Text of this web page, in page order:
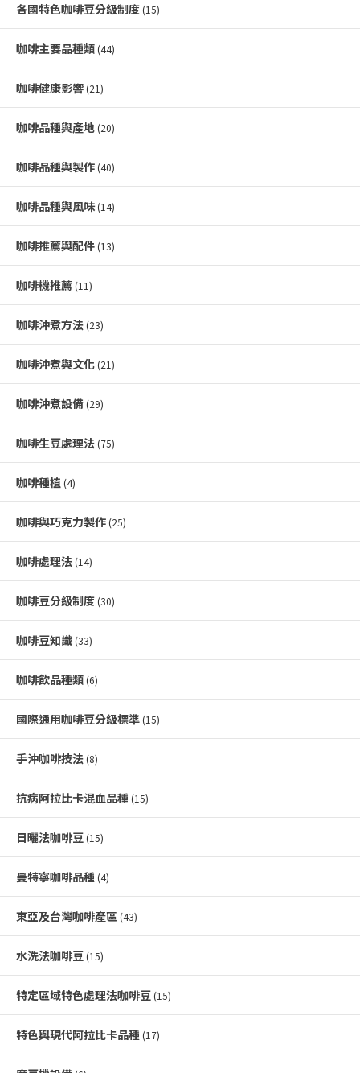
各國特色咖啡豆分級制度 (15)
咖啡主要品種類 (44)
咖啡健康影響 (21)
咖啡品種與產地 (20)
咖啡品種與製作 (40)
咖啡品種與風味(14)
咖啡推薦與配件 (13)
咖啡機推薦 (11)
咖啡沖煮方法 (23)
咖啡沖煮與文化 (21)
咖啡沖煮設備 (29)
咖啡生豆處理法 (75)
咖啡種植 (4)
咖啡與巧克力製作 (25)
咖啡處理法 (14)
咖啡豆分級制度 (30)
咖啡豆知識 (33)
咖啡飲品種類 (6)
國際通用咖啡豆分級標準 (15)
手沖咖啡技法 (8)
抗病阿拉比卡混血品種 (15)
日曬法咖啡豆 (15)
曼特寧咖啡品種 (4)
東亞及台灣咖啡產區 (43)
水洗法咖啡豆 (15)
特定區域特色處理法咖啡豆 (15)
特色與現代阿拉比卡品種 (17)